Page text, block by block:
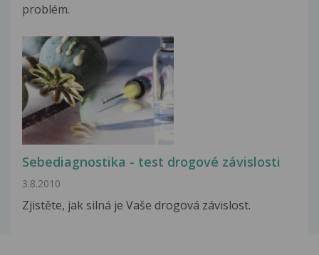
problém.
Sebediagnostika - test drogové závislosti
3.8.2010
Zjistěte, jak silná je Vaše drogová závislost.